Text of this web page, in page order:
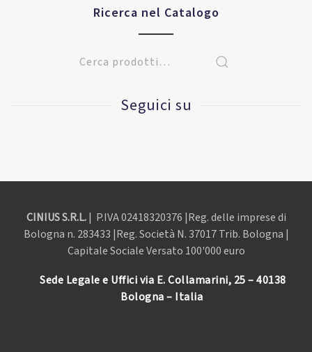
Ricerca nel Catalogo
Seguici su
CINIUS S.R.L.| P.IVA02418320376 |Reg. delle imprese di
Bologna n. 283433 |Reg. Società N. 37017 Trib. Bologna |
Capitale Sociale Versato 100'000 euro
Sede Legale e Uffici via E. Collamarini, 25 – 40138
Bologna – Italia